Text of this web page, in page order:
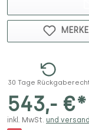
30 Tage
543,- €*
inkl. MwSt. und